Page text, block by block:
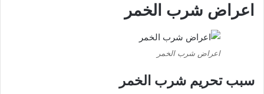
اعراض شرب الخمر
اعراض شرب الخمر
سبب تحريم شرب الخمر